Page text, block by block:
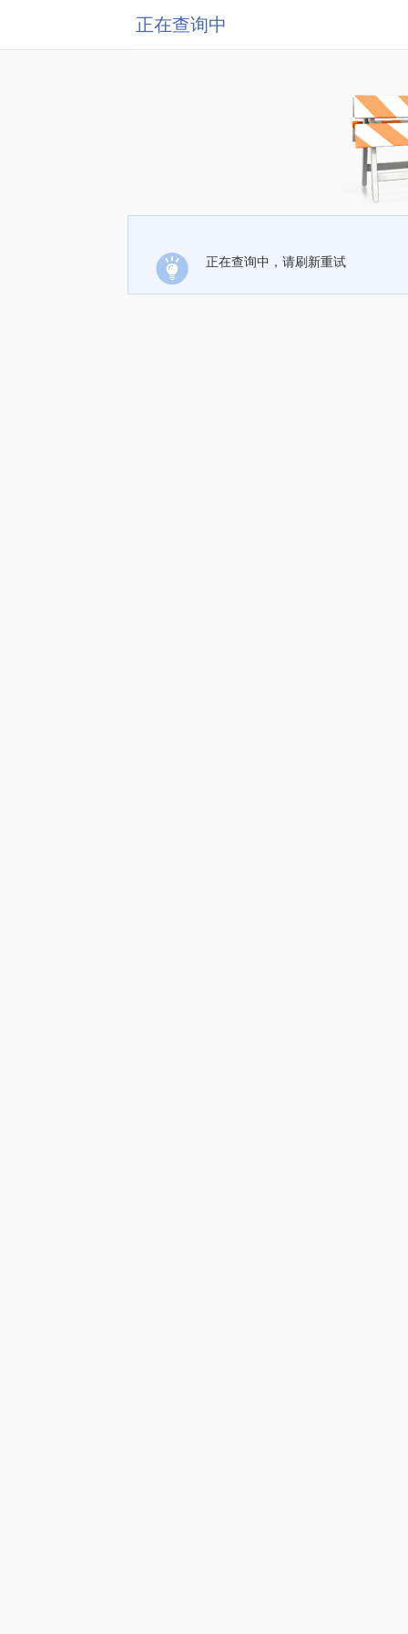
正在查询中
正在查询中，请刷新重试